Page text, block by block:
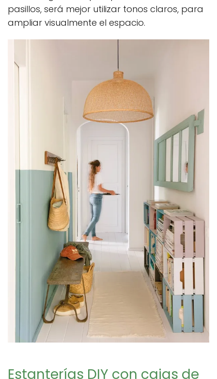
pasillos, será mejor utilizar tonos claros, para
ampliar visualmente el espacio.
Estanterías DIY con cajas de